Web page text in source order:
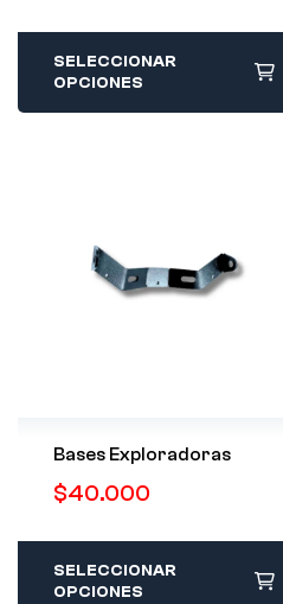
SELECCIONAR
OPCIONES
Bases Exploradoras
$40.000
SELECCIONAR
OPCIONES